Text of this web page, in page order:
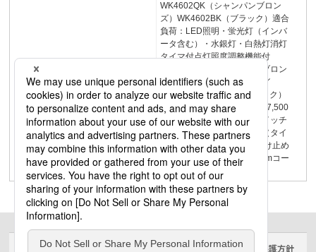
WK4602QK（シャンパンブロン
ズ）WK4602BK（ブラック）適合
負荷：LED照明・蛍光灯（インバ
ータ含む）・水銀灯・白熱灯消灯
タイマ付点灯照度調整機能付
※EE45534Q（シャンパンブロン
ズ）、 EE45534W（ホワイ
ト）、 EE45534B（ブラック）
もあります。希望小売価格17,500
円(税抜)スマート電子EEスイッチ
付フル接地防水コンセント（タイ
マ連動コンセント3A）（抜け止め
式・アースターミナル・0.5mコー
ド付）AC100V3A
サイトのご利用にあたって クッキーポリシー 個人情報保護方針